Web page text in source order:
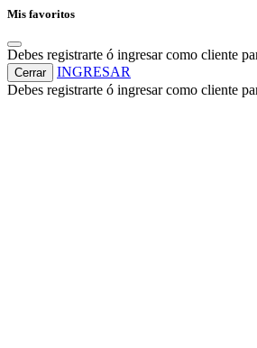
Mis favoritos
Debes registrarte ó ingresar como cliente
Cerrar
INGRESAR
Debes registrarte ó ingresar como cliente